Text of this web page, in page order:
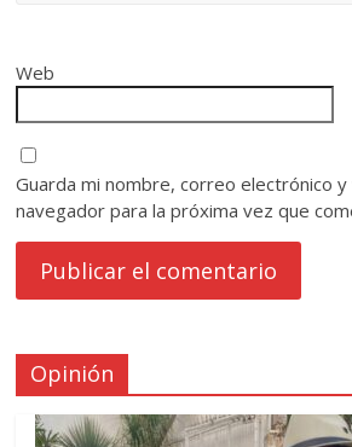
Web
Guarda mi nombre, correo electrónico
navegador para la próxima vez que
Opinión